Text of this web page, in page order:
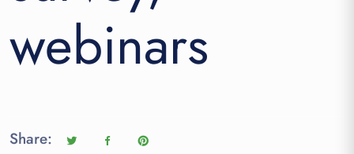
webinars
Share: